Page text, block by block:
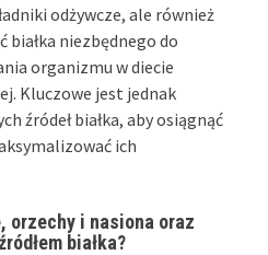
odżywcze, ale również
białka niezbędnego do
organizmu w diecie
Kluczowe jest jednak
źródeł białka, aby osiągnąć
ich
orzechy i nasiona oraz
białka?